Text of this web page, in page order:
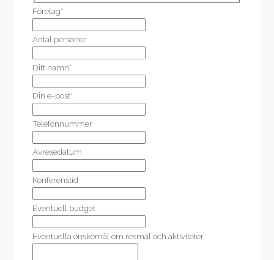
Företag*
Antal personer
Ditt namn*
Din e-post*
Telefonnummer
Avresedatum
Konferenstid
Eventuell budget
Eventuella önskemål om resmål och aktiviteter